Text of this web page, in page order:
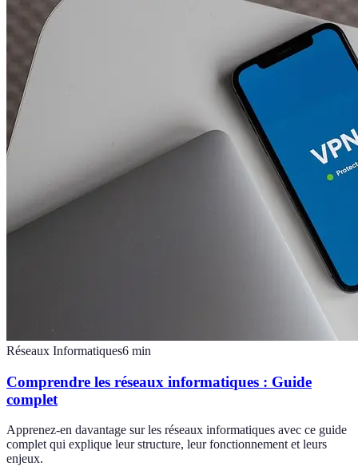
Réseaux Informatiques6 min
Comprendre les réseaux informatiques : Guide
complet
Apprenez-en davantage sur les réseaux informatiques avec ce guide
complet qui explique leur structure, leur fonctionnement et leurs
enjeux.